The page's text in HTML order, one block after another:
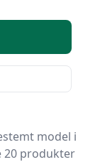
sted at
produkter
du have
model i
20 produkter